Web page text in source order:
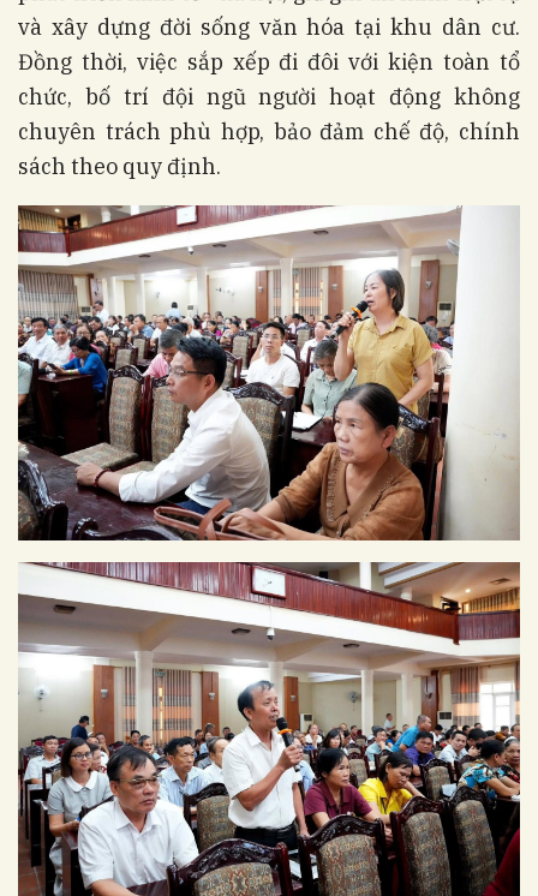
và xây dựng đời sống văn hóa tại khu dân cư.
Đồng thời, việc sắp xếp đi đôi với kiện toàn tổ
chức, bố trí đội ngũ người hoạt động không
chuyên trách phù hợp, bảo đảm chế độ, chính
sách theo quy định.